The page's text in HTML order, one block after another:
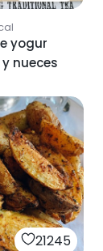
yogur
nueces
21245